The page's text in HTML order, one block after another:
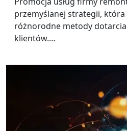
przemyślanej strategii,
różnorodne metody
klientów.…